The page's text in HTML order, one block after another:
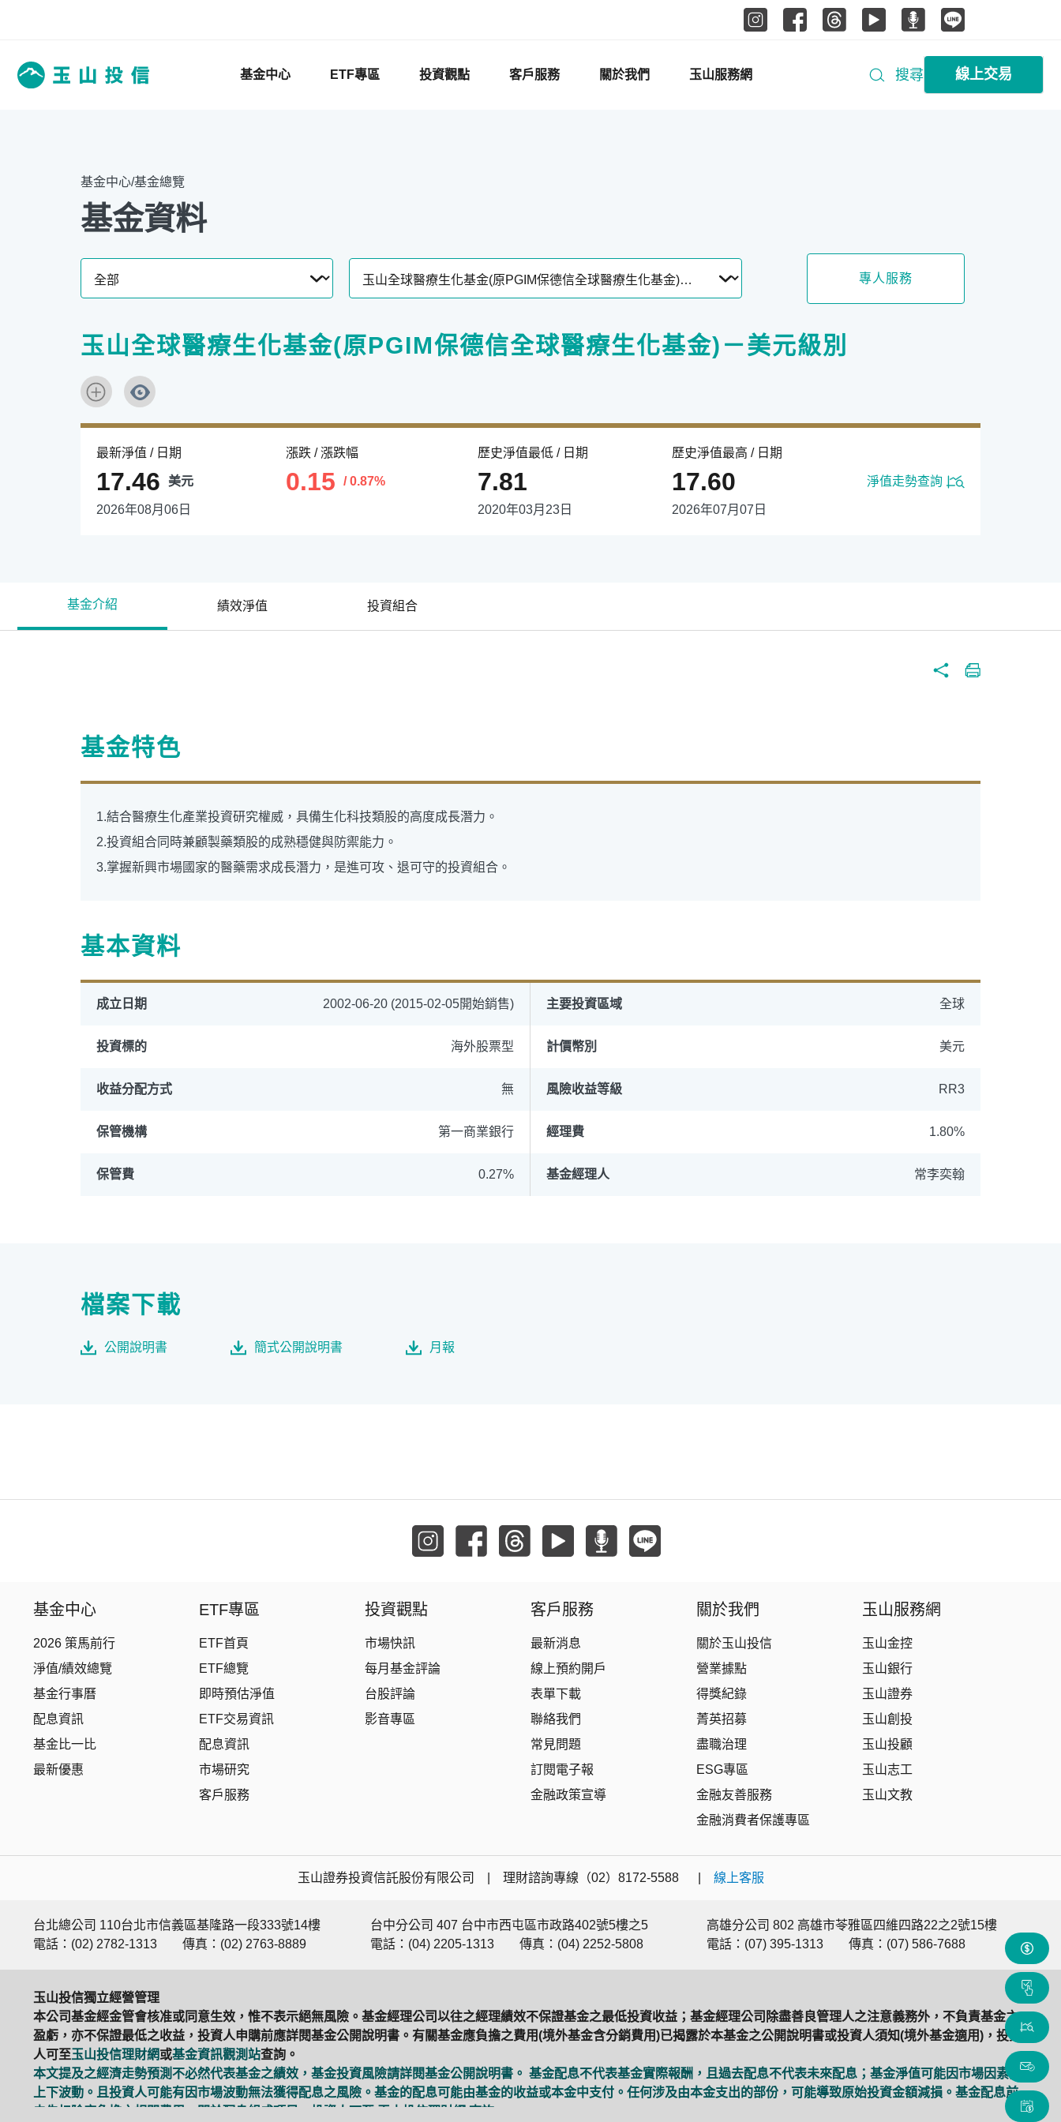
基金中心 ETF專區 投資觀點 客戶服務 關於我們 玉山服務網 搜尋 線上交易
定期(不)定額 高成長基金
0%手續費 基金申購
基金中心/基金總覽
基金資料
專人服務
玉山全球醫療生化基金(原PGIM保德信全球醫療生化基金)－美元級別
最新淨值 / 日期
17.46 美元
2026年08月06日
漲跌 / 漲跌幅
0.15 / 0.87%
歷史淨值最低 / 日期
7.81
2020年03月23日
歷史淨值最高 / 日期
17.60
2026年07月07日
淨值走勢查詢
基金介紹 績效淨值 投資組合
基金特色
1.結合醫療生化產業投資研究權威，具備生化科技類股的高度成長潛力。
2.投資組合同時兼顧製藥類股的成熟穩健與防禦能力。
3.掌握新興市場國家的醫藥需求成長潛力，是進可攻、退可守的投資組合。
基本資料
成立日期 2002-06-20 (2015-02-05開始銷售) 主要投資區域 全球
投資標的 海外股票型 計價幣別 美元
收益分配方式 無 風險收益等級 RR3
保管機構 第一商業銀行 經理費 1.80%
保管費 0.27% 基金經理人 常李奕翰
檔案下載
公開說明書 簡式公開說明書 月報
基金中心
2026 策馬前行
淨值/績效總覽
基金行事曆
配息資訊
基金比一比
最新優惠
ETF專區
ETF首頁
ETF總覽
即時預估淨值
ETF交易資訊
配息資訊
市場研究
客戶服務
投資觀點
市場快訊
每月基金評論
台股評論
影音專區
客戶服務
最新消息
線上預約開戶
表單下載
聯絡我們
常見問題
訂閱電子報
金融政策宣導
關於我們
關於玉山投信
營業據點
得獎紀錄
菁英招募
盡職治理
ESG專區
金融友善服務
金融消費者保護專區
玉山服務網
玉山金控
玉山銀行
玉山證券
玉山創投
玉山投顧
玉山志工
玉山文教
玉山證券投資信託股份有限公司 | 理財諮詢專線（02）8172-5588 | 線上客服
台北總公司 110台北市信義區基隆路一段333號14樓
電話：(02) 2782-1313
傳真：(02) 2763-8889
台中分公司 407 台中市西屯區市政路402號5樓之5
電話：(04) 2205-1313
傳真：(04) 2252-5808
高雄分公司 802 高雄市苓雅區四維四路22之2號15樓
電話：(07) 395-1313
傳真：(07) 586-7688
玉山投信獨立經營管理
本公司基金經金管會核准或同意生效，惟不表示絕無風險。基金經理公司以往之經理績效不保證基金之最低投資收益；基金經理公司除盡善良管理人之注意義務外，不負責基金之
盈虧，亦不保證最低之收益，投資人申購前應詳閱基金公開說明書。有關基金應負擔之費用(境外基金含分銷費用)已揭露於本基金之公開說明書或投資人須知(境外基金適用)，投資
人可至玉山投信理財網或基金資訊觀測站查詢。
本文提及之經濟走勢預測不必然代表基金之績效，基金投資風險請詳閱基金公開說明書。 基金配息不代表基金實際報酬，且過去配息不代表未來配息；基金淨值可能因市場因素而
上下波動。且投資人可能有因市場波動無法獲得配息之風險。基金的配息可能由基金的收益或本金中支付。任何涉及由本金支出的部份，可能導致原始投資金額減損。基金配息前
未先扣除應負擔之相關費用。關於配息組成項目，投資人可至 玉山投信理財網 查詢。